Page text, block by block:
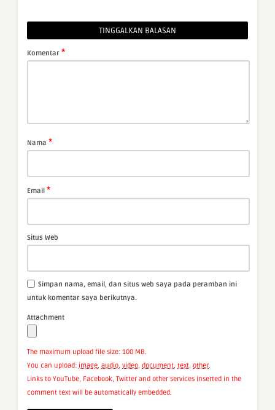
TINGGALKAN BALASAN
Komentar *
Nama *
Email *
Situs Web
Simpan nama, email, dan situs web saya pada peramban ini
untuk komentar saya berikutnya.
Attachment
The maximum upload file size: 100 MB.
You can upload: image, audio, video, document, text, other.
Links to YouTube, Facebook, Twitter and other services inserted in the
comment text will be automatically embedded.